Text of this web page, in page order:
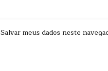
Salvar meus dados neste